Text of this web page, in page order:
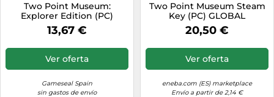
Two Point Museum:
Explorer Edition (PC)
Steam Key - GLOBAL
13,67 €
Ver oferta
Gameseal Spain
sin gastos de envío
Two Point Museum Steam
Key (PC) GLOBAL
20,50 €
Ver oferta
eneba.com (ES) marketplace
Envío a partir de 2,14 €